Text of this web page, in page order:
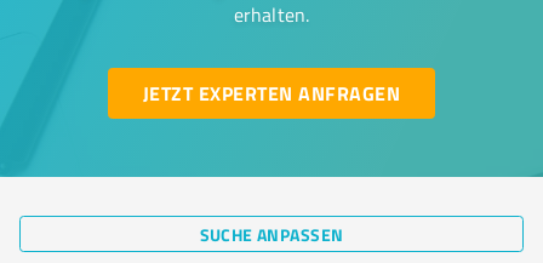
erhalten.
JETZT EXPERTEN ANFRAGEN
SUCHE ANPASSEN